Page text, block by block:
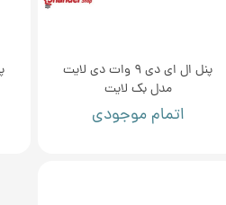
پنل ال ای دی 9 وات دی لایت
مدل بک لایت
اتمام موجودی